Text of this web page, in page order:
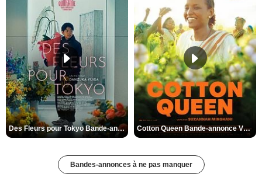
Des Fleurs pour Tokyo Bande-annonce VO STFR Cotton Queen Bande-annonce VO STFR
Bandes-annonces à ne pas manquer